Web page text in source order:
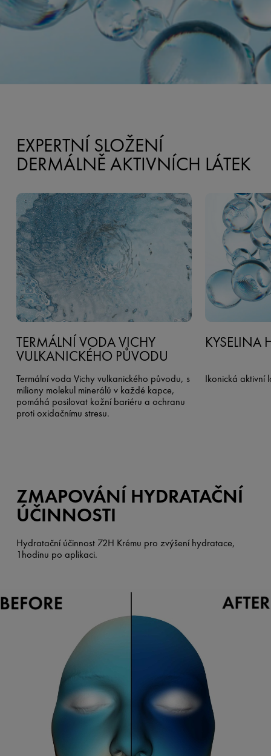
EXPERTNÍ SLOŽENÍ
DERMÁLNĚ AKTIVNÍCH LÁTEK
TERMÁLNÍ VODA VICHY
VULKANICKÉHO PŮVODU
Termální voda Vichy vulkanického původu, s
miliony molekul minerálů v každé kapce,
pomáhá posilovat kožní bariéru a ochranu
proti oxidačnímu stresu.
KYSELINA
Ikonická aktivní
ZMAPOVÁNÍ HYDRATAČNÍ
ÚČINNOSTI
Hydratační účinnost 72H Krému pro zvýšení hydratace,
1hodinu po aplikaci.